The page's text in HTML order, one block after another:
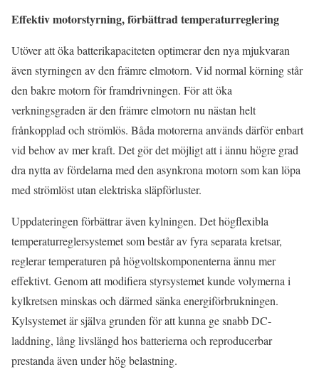
Effektiv motorstyrning, förbättrad temperaturreglering
Utöver att öka batterikapaciteten optimerar den nya mjukvaran
även styrningen av den främre elmotorn. Vid normal körning står
den bakre motorn för framdrivningen. För att öka
verkningsgraden är den främre elmotorn nu nästan helt
frånkopplad och strömlös. Båda motorerna används därför enbart
vid behov av mer kraft. Det gör det möjligt att i ännu högre grad
dra nytta av fördelarna med den asynkrona motorn som kan löpa
med strömlöst utan elektriska släpförluster.
Uppdateringen förbättrar även kylningen. Det högflexibla
temperaturreglersystemet som består av fyra separata kretsar,
reglerar temperaturen på högvoltskomponenterna ännu mer
effektivt. Genom att modifiera styrsystemet kunde volymerna i
kylkretsen minskas och därmed sänka energiförbrukningen.
Kylsystemet är själva grunden för att kunna ge snabb DC-
laddning, lång livslängd hos batterierna och reproducerbar
prestanda även under hög belastning.